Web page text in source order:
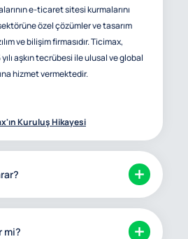
e-ticaret sitesi kurmalarını
özel çözümler ve tasarım
ve bilişim firmasıdır. Ticimax,
aşkın tecrübesi ile ulusal ve global
hizmet vermektedir.
Kuruluş Hikayesi
mi?